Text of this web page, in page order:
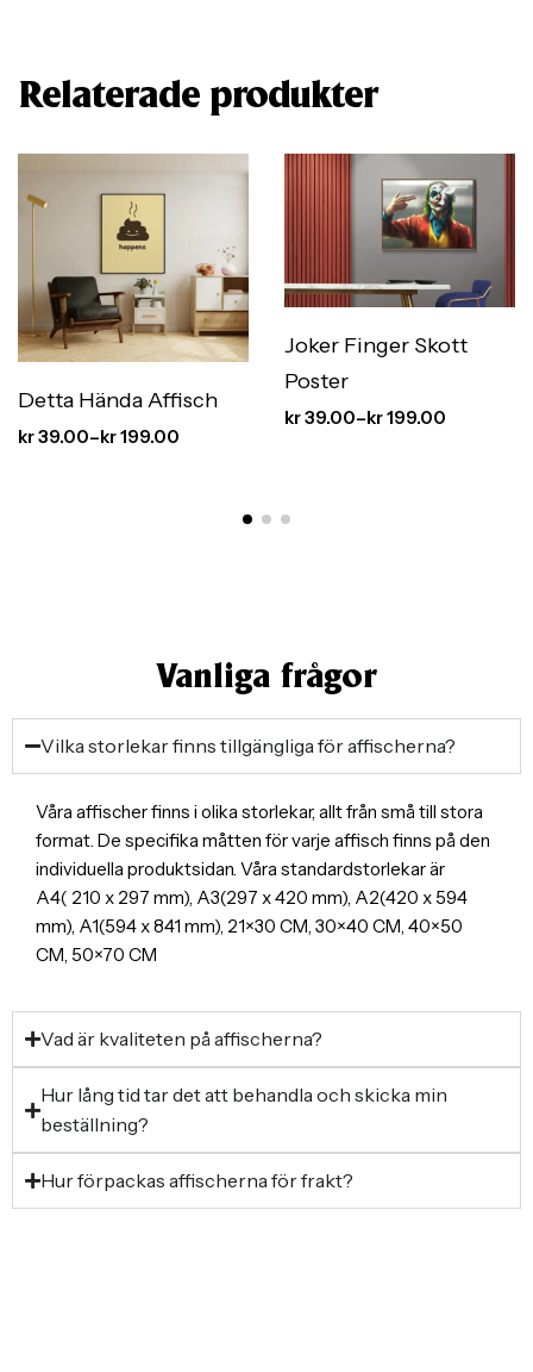
Relaterade produkter
Detta Hända Affisch
kr39.00–kr199.00
Joker Finger Skott
Poster
kr39.00–kr199.00
Vanliga frågor
Vilka storlekar finns tillgängliga för affischerna?
Våra affischer finns i olika storlekar, allt från små till stora
format. De specifika måtten för varje affisch finns på den
individuella produktsidan. Våra standardstorlekar är
A4( 210 x 297 mm), A3(297 x 420 mm), A2(420 x 594
mm), A1(594 x 841 mm), 21×30 CM, 30×40 CM, 40×50
CM, 50×70 CM
Vad är kvaliteten på affischerna?
Hur lång tid tar det att behandla och skicka min
beställning?
Hur förpackas affischerna för frakt?